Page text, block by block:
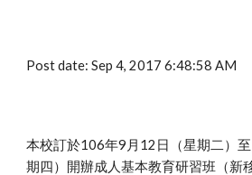
Post date: Sep 4, 2017 6:48:58 AM
本校訂於106年9月12日（星期二）
期四）開辦成人基本教育研習班（新